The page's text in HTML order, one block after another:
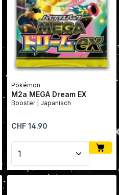
gewünschten Wert ein
Pokémon
M2a MEGA Dream EX
Booster | Japanisch
Regulärer Preis:
CHF 14.90
Produkt Anzahl: Gib